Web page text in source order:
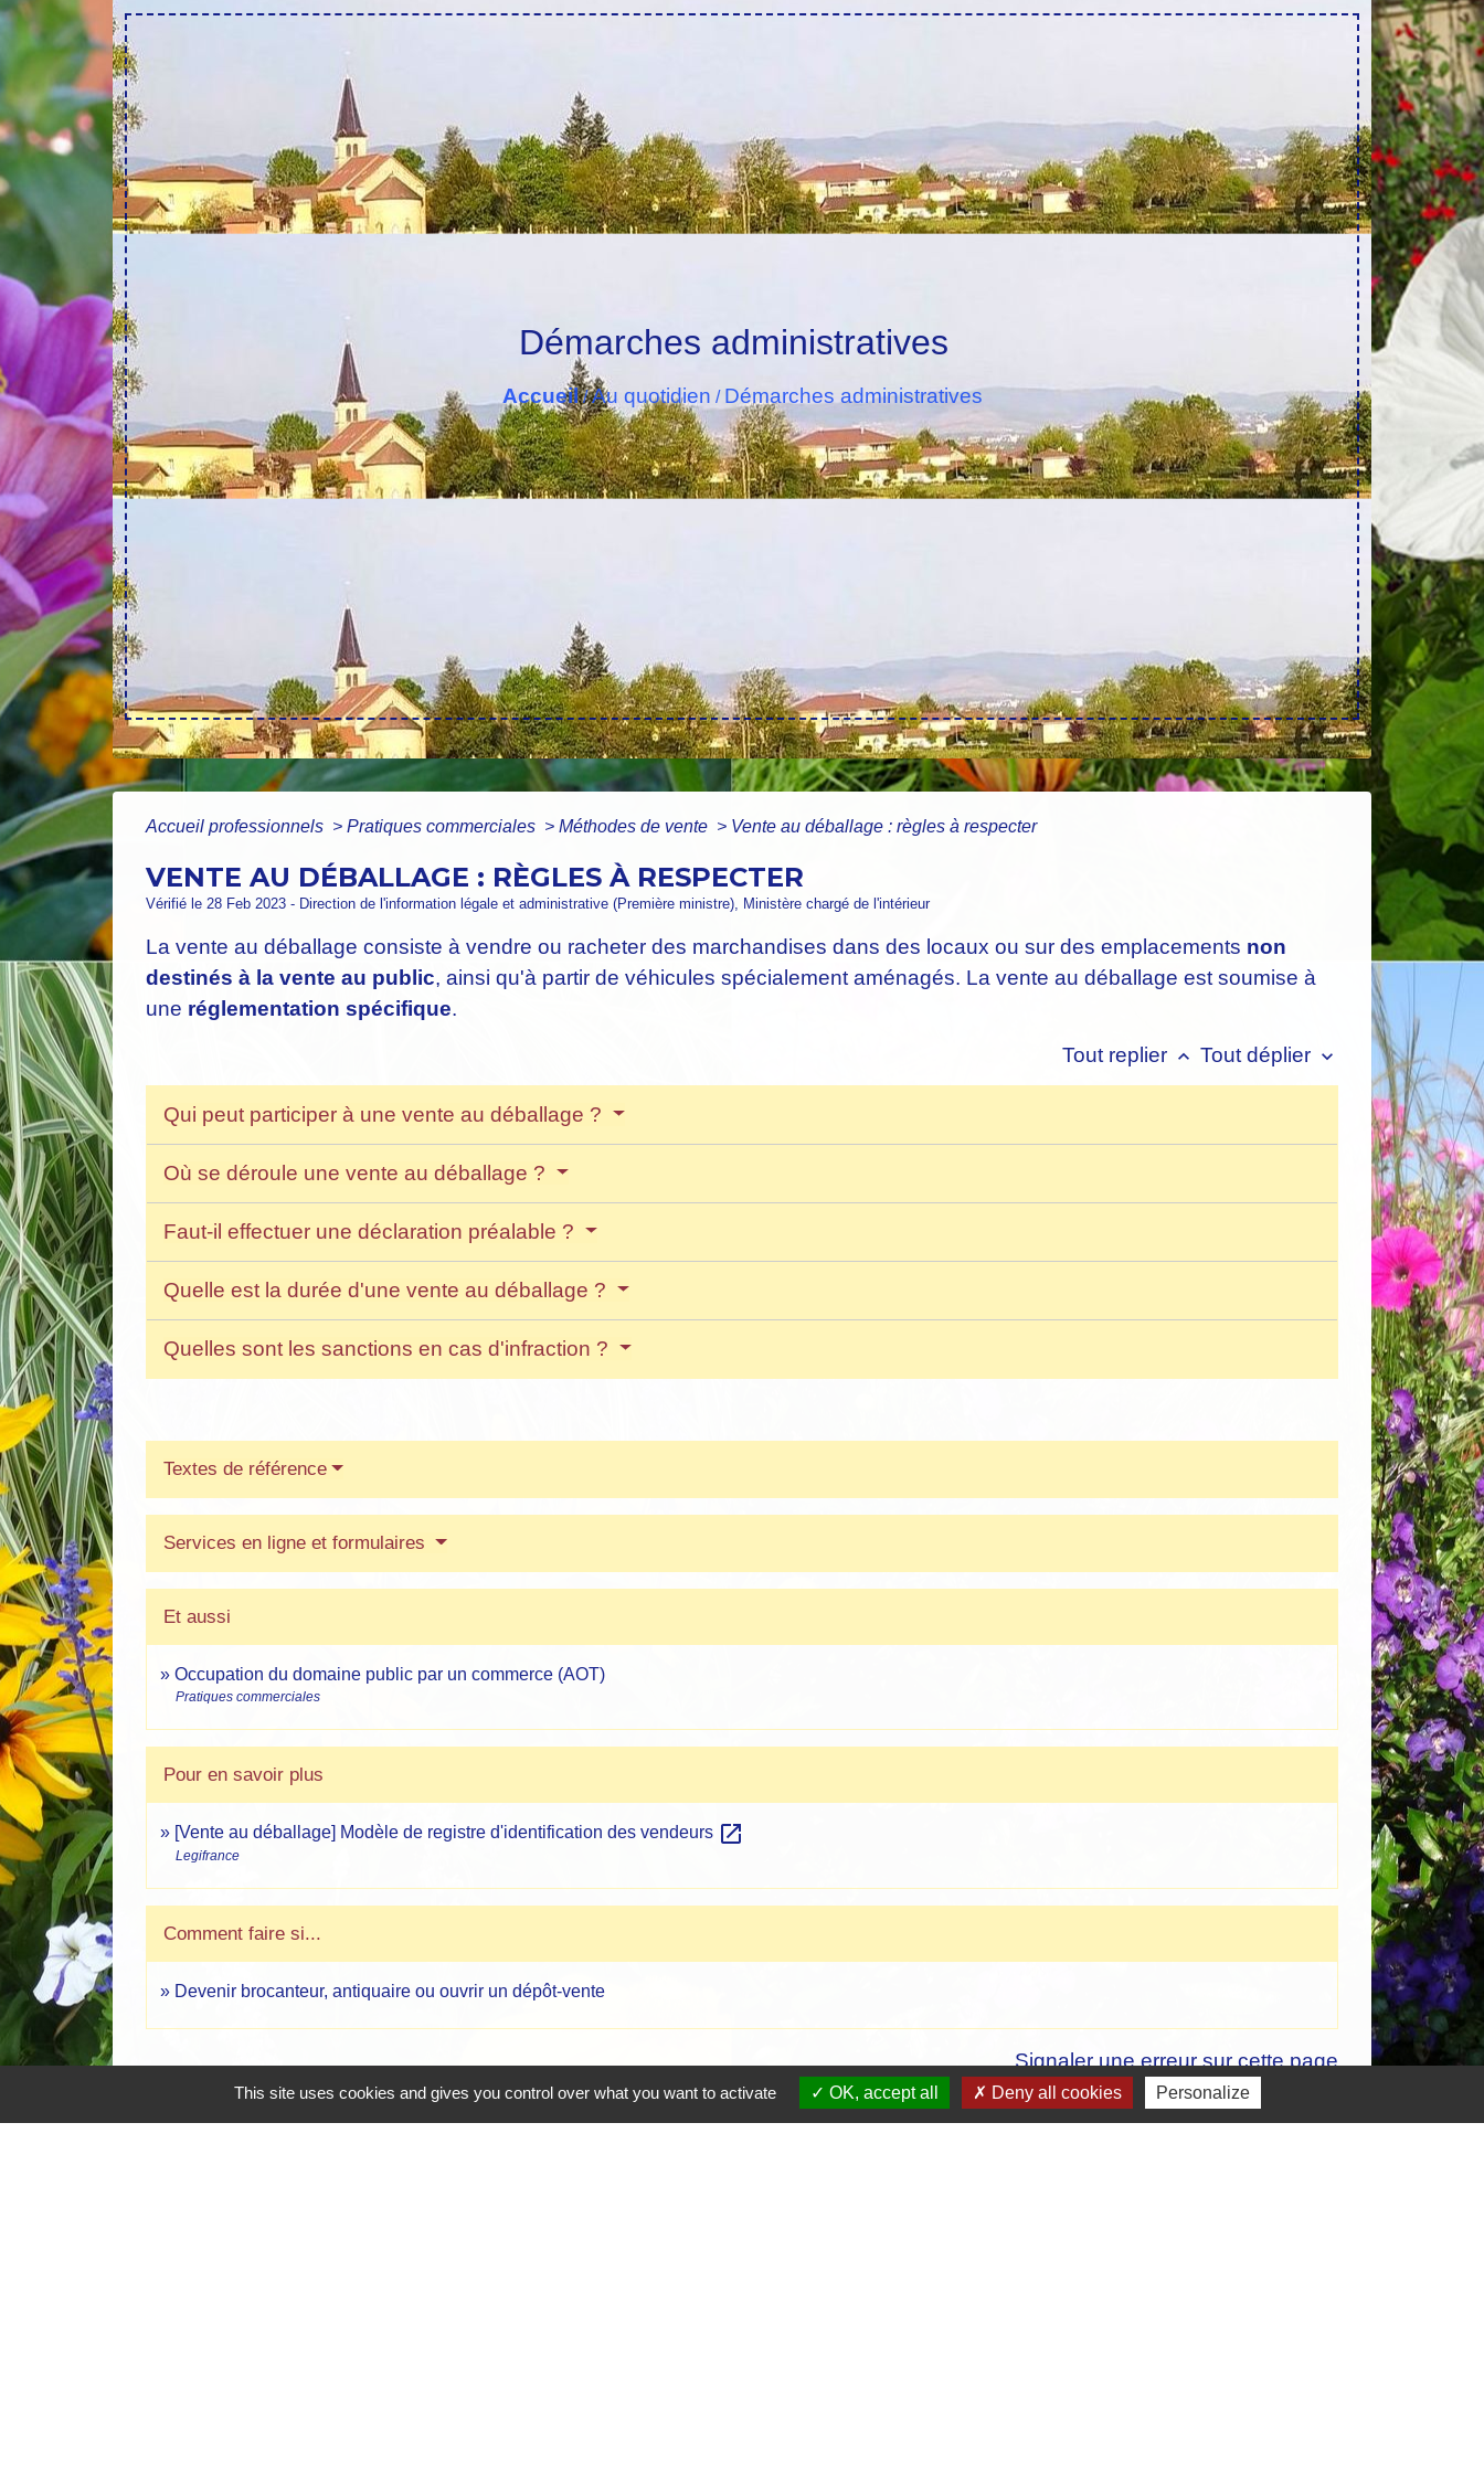
Démarches administratives
Accueil/Au quotidien / Démarches administratives
Accueil professionnels > Pratiques commerciales > Méthodes de vente > Vente au déballage : règles à respecter
VENTE AU DÉBALLAGE : RÈGLES À RESPECTER
Vérifié le 28 Feb 2023 - Direction de l'information légale et administrative (Première ministre), Ministère chargé de l'intérieur
La vente au déballage consiste à vendre ou racheter des marchandises dans des locaux ou sur des emplacements non
destinés à la vente au public, ainsi qu'à partir de véhicules spécialement aménagés. La vente au déballage est soumise à
une réglementation spécifique.
Tout replier keyboard_arrow_up Tout déplier keyboard_arrow_down
Qui peut participer à une vente au déballage ?
Où se déroule une vente au déballage ?
Faut-il effectuer une déclaration préalable ?
Quelle est la durée d'une vente au déballage ?
Quelles sont les sanctions en cas d'infraction ?
Textes de référence
Services en ligne et formulaires
Et aussi
Occupation du domaine public par un commerce (AOT)
Pratiques commerciales
Pour en savoir plus
[Vente au déballage] Modèle de registre d'identification des vendeurs open_in_new
Legifrance
Comment faire si...
Devenir brocanteur, antiquaire ou ouvrir un dépôt-vente
Signaler une erreur sur cette page
This site uses cookies and gives you control over what you want to activate OK, accept all Deny all cookies Personalize